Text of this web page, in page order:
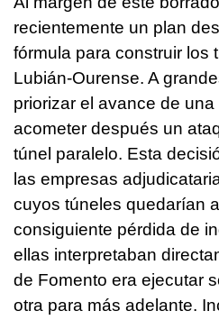
recientemente un plan
fórmula para construir los
Lubián-Ourense. A
priorizar el avance de
acometer después un
túnel paralelo. Esta
las empresas
cuyos túneles quedarían
consiguiente pérdida de
ellas interpretaban
de Fomento era ejecutar
otra para más adelante.